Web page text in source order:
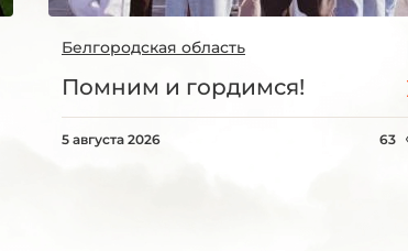
Белгородская область
Помним и гордимся!
5 августа 2026 63